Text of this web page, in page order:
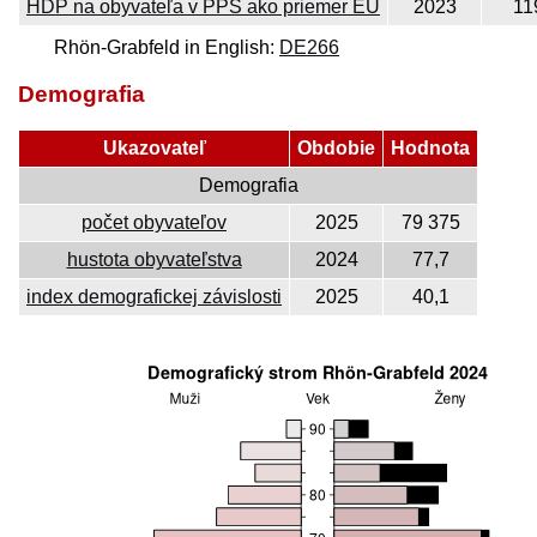
HDP na obyvateľa v PPS ako priemer EÚ 2023
Rhön-Grabfeld in English: DE266
Demografia
Ukazovateľ Obdobie
Hodnota
Demografia
počet obyvateľov
2025
79 375
hustota obyvateľstva
2024
77,7
index demografickej závislosti
2025 40,1